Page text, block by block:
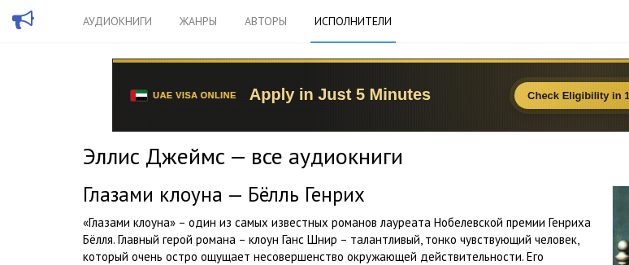
АУДИОКНИГИ ЖАНРЫ АВТОРЫ ИСПОЛНИТЕЛИ
Эллис Джеймс — все аудиокниги
Глазами клоуна — Бёлль Генрих
«Глазами клоуна» – один из самых известных романов лауреата Нобелевской премии Генриха
Бёлля. Главный герой романа – клоун Ганс Шнир – талантливый, тонко чувствующий человек,
который очень остро ощущает несовершенство окружающей действительности. Его